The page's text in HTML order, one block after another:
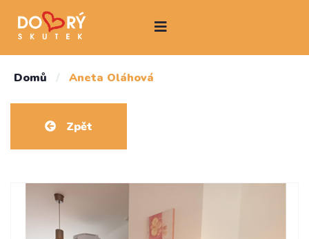
Domů / Aneta Oláhová
Zpět